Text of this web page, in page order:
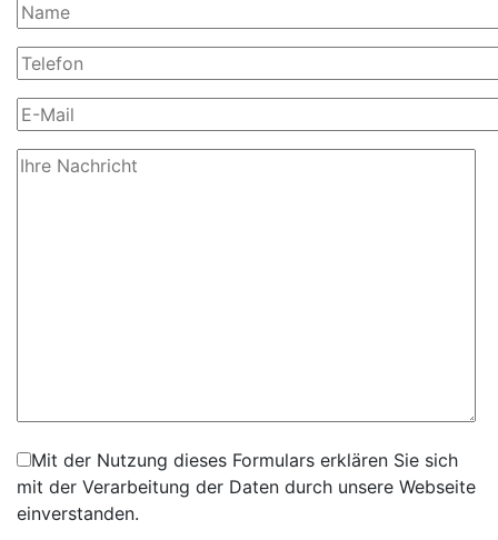
Mit der Nutzung dieses Formulars erklären Sie sich
mit der Verarbeitung der Daten durch unsere Webseite
einverstanden.